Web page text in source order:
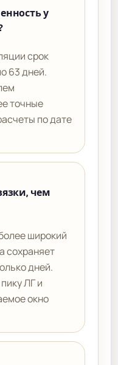
у
срок
63 дней.
точные
по дате
чем
широкий
сохраняет
дней.
ЛГ и
окно